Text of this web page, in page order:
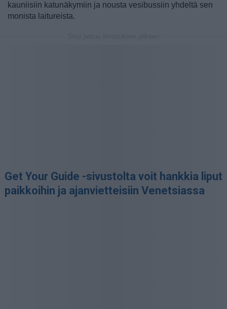
kauniisiin katunäkymiin ja nousta vesibussiin yhdeltä sen
monista laitureista.
Get Your Guide -sivustolta voit hankkia liput
paikkoihin ja ajanvietteisiin Venetsiassa